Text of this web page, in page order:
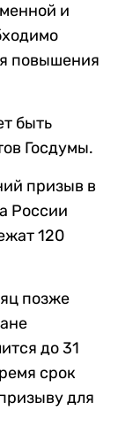
и
повышения
быть
Госдумы.
призыв в
России
120
позже
до 31
срок
для